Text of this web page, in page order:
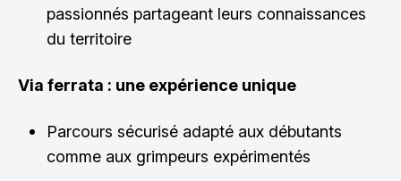
passionnés partageant leurs connaissances
du territoire
Via ferrata : une expérience unique
Parcours sécurisé adapté aux débutants
comme aux grimpeurs expérimentés